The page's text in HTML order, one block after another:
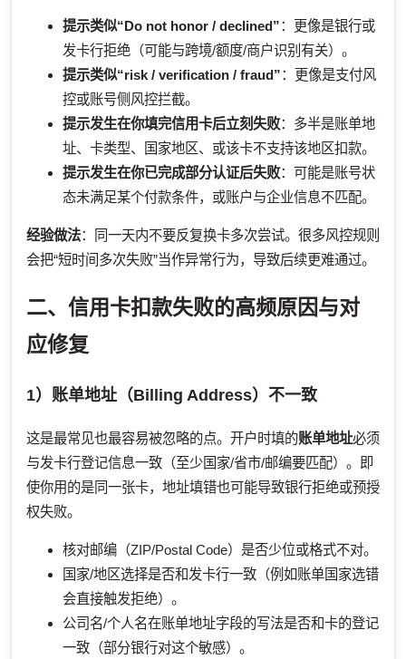
提示类似“Do not honor / declined”：更像是银行或
发卡行拒绝（可能与跨境/额度/商户识别有关）。
提示类似“risk / verification / fraud”：更像是支付风
控或账号侧风控拦截。
提示发生在你填完信用卡后立刻失败：多半是账单地
址、卡类型、国家地区、或该卡不支持该地区扣款。
提示发生在你已完成部分认证后失败：可能是账号状
态未满足某个付款条件，或账户与企业信息不匹配。
经验做法：同一天内不要反复换卡多次尝试。很多风控规则
会把“短时间多次失败”当作异常行为，导致后续更难通过。
二、信用卡扣款失败的高频原因与对
应修复
1）账单地址（Billing Address）不一致
这是最常见也最容易被忽略的点。开户时填的账单地址必须
与发卡行登记信息一致（至少国家/省市/邮编要匹配）。即
使你用的是同一张卡，地址填错也可能导致银行拒绝或预授
权失败。
核对邮编（ZIP/Postal Code）是否少位或格式不对。
国家/地区选择是否和发卡行一致（例如账单国家选错
会直接触发拒绝）。
公司名/个人名在账单地址字段的写法是否和卡的登记
一致（部分银行对这个敏感）。